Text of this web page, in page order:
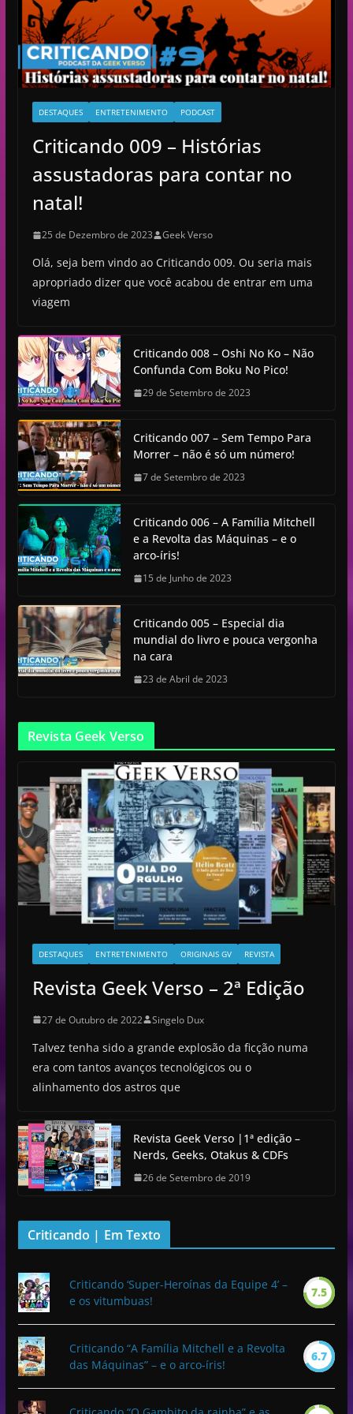
DESTAQUES ENTRETENIMENTO PODCAST
Criticando 009 – Histórias
assustadoras para contar no
natal!
25 de Dezembro de 2023 Geek Verso
Olá, seja bem vindo ao Criticando 009. Ou seria mais
apropriado dizer que você acabou de entrar em uma
viagem
Criticando 008 – Oshi No Ko – Não
Confunda Com Boku No Pico!
29 de Setembro de 2023
Criticando 007 – Sem Tempo Para
Morrer – não é só um número!
7 de Setembro de 2023
Criticando 006 – A Família Mitchell
e a Revolta das Máquinas – e o
arco-íris!
15 de Junho de 2023
Criticando 005 – Especial dia
mundial do livro e pouca vergonha
na cara
23 de Abril de 2023
Revista Geek Verso
DESTAQUES ENTRETENIMENTO ORIGINAIS GV REVISTA
Revista Geek Verso – 2ª Edição
27 de Outubro de 2022 Singelo Dux
Talvez tenha sido a grande explosão da ficção numa
era com tantos avanços tecnológicos ou o
alinhamento dos astros que
Revista Geek Verso |1ª edição –
Nerds, Geeks, Otakus & CDFs
26 de Setembro de 2019
Criticando | Em Texto
Criticando ‘Super-Heroínas da Equipe 4’ –
e os vitumbuas!
7.5
Criticando “A Família Mitchell e a Revolta
das Máquinas” – e o arco-íris!
6.7